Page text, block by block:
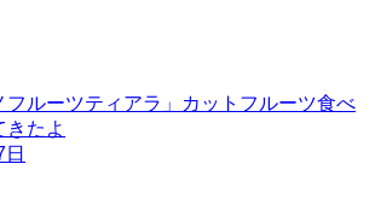
フルーツティアラ」カットフルーツ食べ
きたよ